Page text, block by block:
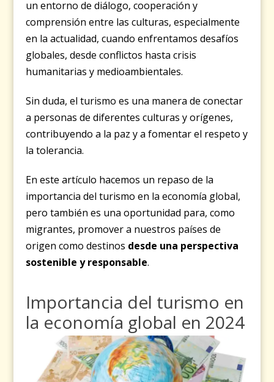
un entorno de diálogo, cooperación y
comprensión entre las culturas, especialmente
en la actualidad, cuando enfrentamos desafíos
globales, desde conflictos hasta crisis
humanitarias y medioambientales.
Sin duda, el turismo es una manera de conectar
a personas de diferentes culturas y orígenes,
contribuyendo a la paz y a fomentar el respeto y
la tolerancia.
En este artículo hacemos un repaso de la
importancia del turismo en la economía global,
pero también es una oportunidad para, como
migrantes, promover a nuestros países de
origen como destinos desde una perspectiva
sostenible y responsable.
Importancia del turismo en
la economía global en 2024